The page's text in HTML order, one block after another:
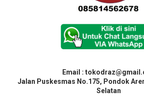
Email :
Jalan Puskesmas No.175, Pondok
Selatan